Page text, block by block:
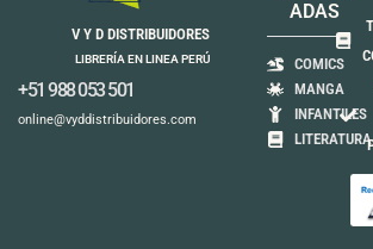
V Y D DISTRIBUIDORES
LIBRERÍA EN LINEA PERÚ
+51 988 053 501
online@vyddistribuidores.com
ADAS
COMICS
MANGA
INFANTILES
LITERATURA